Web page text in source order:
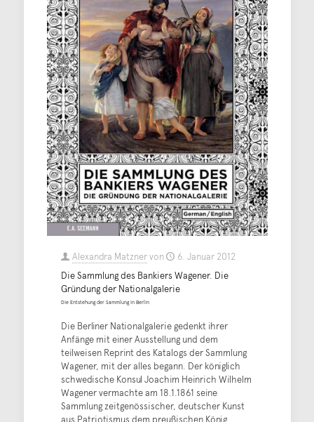
Alexandra Matznervon
6. Januar 2012
Die Sammlung des Bankiers Wagener. Die
Gründung der Nationalgalerie
Die Entstehung der Sammlung in Berlin
Die Berliner Nationalgalerie gedenkt ihrer
Anfänge mit einer Ausstellung und dem
teilweisen Reprint des Katalogs der Sammlung
Wagener, mit der alles begann. Der königlich
schwedische Konsul Joachim Heinrich Wilhelm
Wagener vermachte am 18.1.1861 seine
Sammlung zeitgenössischer, deutscher Kunst
aus Patriotismus dem preußischen König